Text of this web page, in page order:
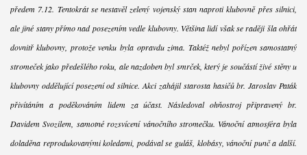
předem 7.12. Tentokrát se nestavěl zelený vojenský stan naproti klubovně přes silnici,
ale jiné stany přímo nad posezením vedle klubovny. Většina lidí však se raději šla ohřát
dovnitř klubovny, protože venku byla opravdu zima. Taktéž nebyl pořízen samostatný
stromeček jako předešlého roku, ale nazdoben byl smrček, který je součástí živé stěny u
klubovny oddělující posezení od silnice. Akci zahájil starosta hasičů br. Jaroslav Paták
přivítáním a poděkováním lidem za účast. Následoval ohňostroj připravený br.
Davidem Svozilem, samotné rozsvícení vánočního stromečku. Vánoční atmosféra byla
doladěna reprodukovanými koledami, podával se guláš, klobásy, vánoční punč a další.